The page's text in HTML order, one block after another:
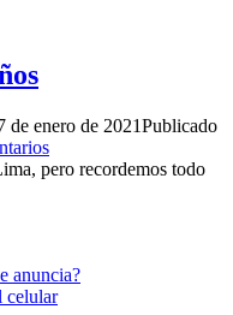
de enero de 2021Publicado
pero recordemos todo
anuncia?
celular